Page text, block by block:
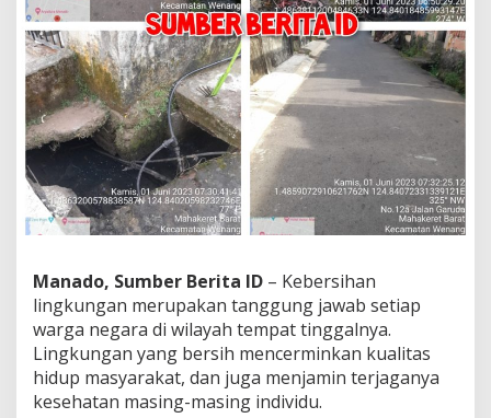
a
n
W
a
r
g
a
M
e
n
j
a
K
e
b
e
s
i
Manado, Sumber Berita ID – Kebersihan
lingkungan merupakan tanggung jawab setiap
warga negara di wilayah tempat tinggalnya.
Lingkungan yang bersih mencerminkan kualitas
hidup masyarakat, dan juga menjamin terjaganya
kesehatan masing-masing individu.